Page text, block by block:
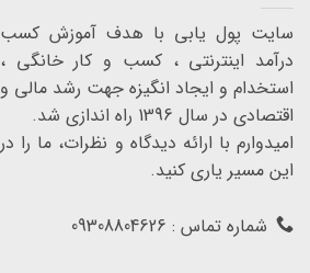
سایت پول یابی با هدف آموزش کسب
درآمد اینترنتی ، کسب و کار خانگی ،
استخدام و ایجاد انگیزه جهت رشد مالی و
اقتصادی در سال 1396 راه اندازی شد.
امیدوارم با ارائه دیدگاه و نظرات، ما را در
این مسیر یاری کنید.
شماره تماس : 09308804626